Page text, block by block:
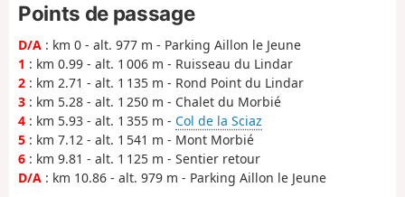
Points de passage
D/A : km 0 - alt. 977 m - Parking Aillon le Jeune
1 : km 0.99 - alt. 1 006 m - Ruisseau du Lindar
2 : km 2.71 - alt. 1 135 m - Rond Point du Lindar
3 : km 5.28 - alt. 1 250 m - Chalet du Morbié
4 : km 5.93 - alt. 1 355 m - Col de la Sciaz
5 : km 7.12 - alt. 1 541 m - Mont Morbié
6 : km 9.81 - alt. 1 125 m - Sentier retour
D/A : km 10.86 - alt. 979 m - Parking Aillon le Jeune